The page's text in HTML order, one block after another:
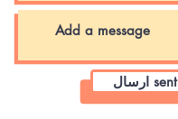
ارسال sent